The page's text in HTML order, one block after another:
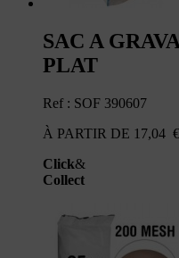
SAC A
PLAT
Ref : SOF 390607
À PARTIR DE 17,04 €
Click&
Collect